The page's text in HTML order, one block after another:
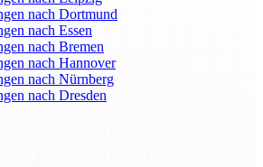
nach Dortmund
nach Essen
nach Bremen
nach Hannover
nach Nürnberg
nach Dresden